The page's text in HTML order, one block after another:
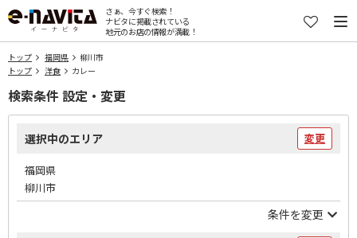
さぁ、今すぐ検索！
ナビタに掲載されている
地元のお店の情報が満載！
トップ 福岡県
柳川市
トップ
洋食 カレー
検索条件 設定・変更
選択中のエリア 変更
福岡県
柳川市
条件を変更